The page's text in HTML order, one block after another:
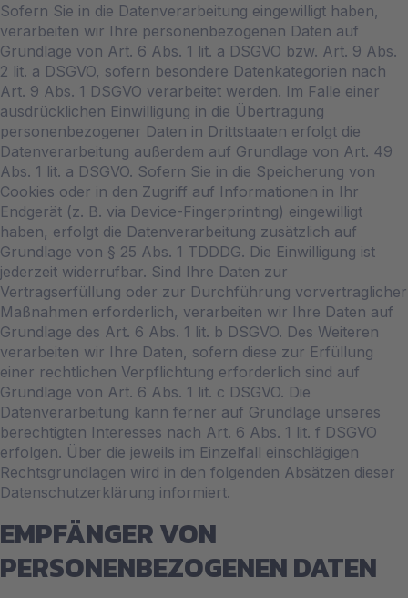
Sofern Sie in die Datenverarbeitung eingewilligt haben,
verarbeiten wir Ihre personenbezogenen Daten auf
Grundlage von Art. 6 Abs. 1 lit. a DSGVO bzw. Art. 9 Abs.
2 lit. a DSGVO, sofern besondere Datenkategorien nach
Art. 9 Abs. 1 DSGVO verarbeitet werden. Im Falle einer
ausdrücklichen Einwilligung in die Übertragung
personenbezogener Daten in Drittstaaten erfolgt die
Datenverarbeitung außerdem auf Grundlage von Art. 49
Abs. 1 lit. a DSGVO. Sofern Sie in die Speicherung von
Cookies oder in den Zugriff auf Informationen in Ihr
Endgerät (z. B. via Device-Fingerprinting) eingewilligt
haben, erfolgt die Datenverarbeitung zusätzlich auf
Grundlage von § 25 Abs. 1 TDDDG. Die Einwilligung ist
jederzeit widerrufbar. Sind Ihre Daten zur
Vertragserfüllung oder zur Durchführung vorvertraglicher
Maßnahmen erforderlich, verarbeiten wir Ihre Daten auf
Grundlage des Art. 6 Abs. 1 lit. b DSGVO. Des Weiteren
verarbeiten wir Ihre Daten, sofern diese zur Erfüllung
einer rechtlichen Verpflichtung erforderlich sind auf
Grundlage von Art. 6 Abs. 1 lit. c DSGVO. Die
Datenverarbeitung kann ferner auf Grundlage unseres
berechtigten Interesses nach Art. 6 Abs. 1 lit. f DSGVO
erfolgen. Über die jeweils im Einzelfall einschlägigen
Rechtsgrundlagen wird in den folgenden Absätzen dieser
Datenschutzerklärung informiert.
EMPFÄNGER VON
PERSONENBEZOGENEN DATEN